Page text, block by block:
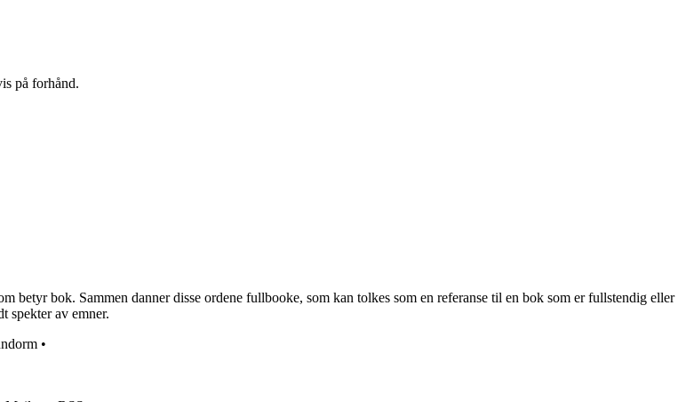
på forhånd.
bok. Sammen danner disse ordene fullbooke, som kan tolkes som en referanse til en bok som er fullstendig eller
spekter av emner.
•